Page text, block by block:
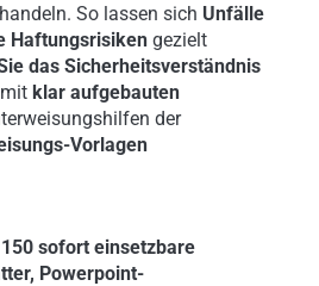
So lassen sich Unfälle
Haftungsrisiken gezielt
das Sicherheitsverständnis
klar aufgebauten
der
Vorlagen
150 sofort einsetzbare
Powerpoint-